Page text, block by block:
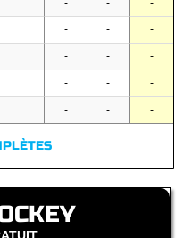
- - -
- - -
- - -
- - -
- - -